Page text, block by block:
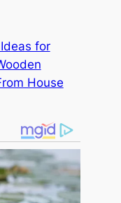
for
House